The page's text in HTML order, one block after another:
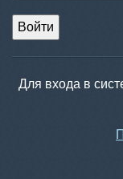
Войти
Для входа в